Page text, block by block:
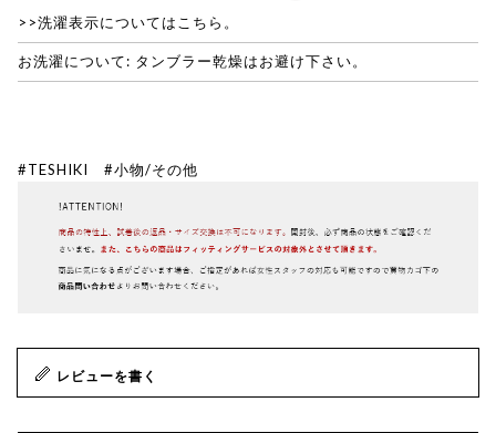
>>洗濯表示についてはこちら。
お洗濯について: タンブラー乾燥はお避け下さい。
#TESHIKI #小物/その他
レビューを書く